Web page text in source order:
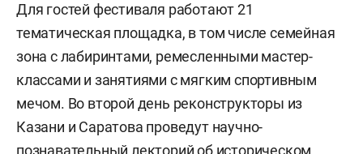
Для гостей фестиваля работают 21
тематическая площадка, в том числе семейная
зона с лабиринтами, ремесленными мастер-
классами и занятиями с мягким спортивным
мечом. Во второй день реконструкторы из
Казани и Саратова проведут научно-
познавательный лекторий об историческом